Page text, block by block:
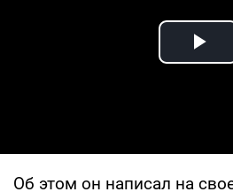
Об этом он написал на